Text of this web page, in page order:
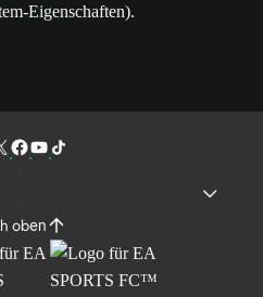
Eigenschaften).
oben